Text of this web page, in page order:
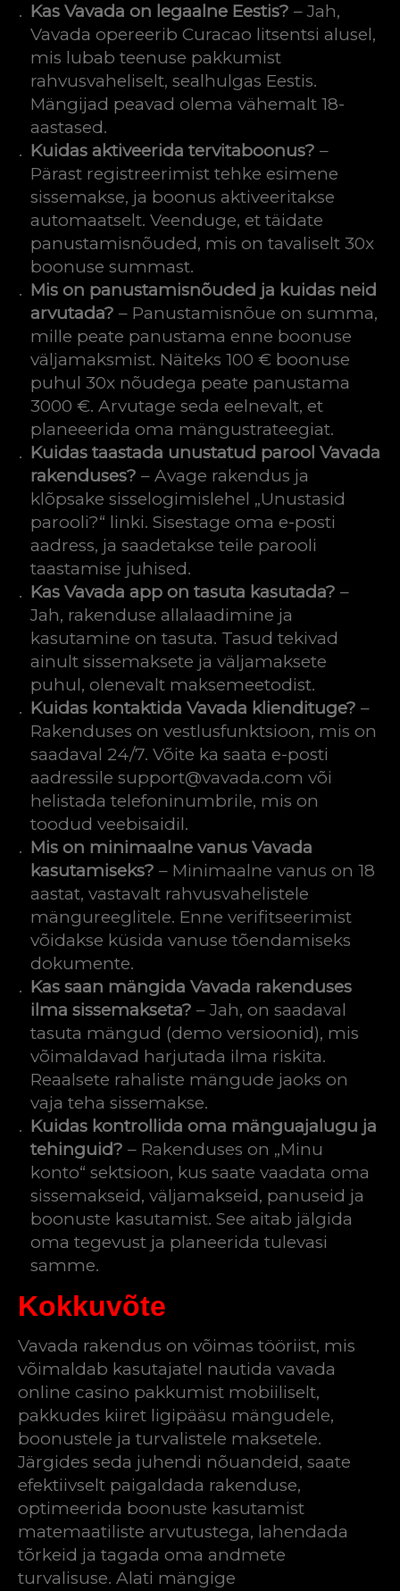
Kas Vavada on legaalne Eestis? – Jah,
Vavada opereerib Curacao litsentsi alusel,
mis lubab teenuse pakkumist
rahvusvaheliselt, sealhulgas Eestis.
Mängijad peavad olema vähemalt 18-
aastased.
Kuidas aktiveerida tervitaboonus? –
Pärast registreerimist tehke esimene
sissemakse, ja boonus aktiveeritakse
automaatselt. Veenduge, et täidate
panustamisnõuded, mis on tavaliselt 30x
boonuse summast.
Mis on panustamisnõuded ja kuidas neid
arvutada? – Panustamisnõue on summa,
mille peate panustama enne boonuse
väljamaksmist. Näiteks 100 € boonuse
puhul 30x nõudega peate panustama
3000 €. Arvutage seda eelnevalt, et
planeeerida oma mängustrateegiat.
Kuidas taastada unustatud parool Vavada
rakenduses? – Avage rakendus ja
klõpsake sisselogimislehel „Unustasid
parooli?“ linki. Sisestage oma e-posti
aadress, ja saadetakse teile parooli
taastamise juhised.
Kas Vavada app on tasuta kasutada? –
Jah, rakenduse allalaadimine ja
kasutamine on tasuta. Tasud tekivad
ainult sissemaksete ja väljamaksete
puhul, olenevalt maksemeetodist.
Kuidas kontaktida Vavada kliendituge? –
Rakenduses on vestlusfunktsioon, mis on
saadaval 24/7. Võite ka saata e-posti
aadressile support@vavada.com või
helistada telefoninumbrile, mis on
toodud veebisaidil.
Mis on minimaalne vanus Vavada
kasutamiseks? – Minimaalne vanus on 18
aastat, vastavalt rahvusvahelistele
mängureeglitele. Enne verifitseerimist
võidakse küsida vanuse tõendamiseks
dokumente.
Kas saan mängida Vavada rakenduses
ilma sissemakseta? – Jah, on saadaval
tasuta mängud (demo versioonid), mis
võimaldavad harjutada ilma riskita.
Reaalsete rahaliste mängude jaoks on
vaja teha sissemakse.
Kuidas kontrollida oma mänguajalugu ja
tehinguid? – Rakenduses on „Minu
konto“ sektsioon, kus saate vaadata oma
sissemakseid, väljamakseid, panuseid ja
boonuste kasutamist. See aitab jälgida
oma tegevust ja planeerida tulevasi
samme.
Kokkuvõte
Vavada rakendus on võimas tööriist, mis
võimaldab kasutajatel nautida vavada
online casino pakkumist mobiiliselt,
pakkudes kiiret ligipääsu mängudele,
boonustele ja turvalistele maksetele.
Järgides seda juhendi nõuandeid, saate
efektiivselt paigaldada rakenduse,
optimeerida boonuste kasutamist
matemaatiliste arvutustega, lahendada
tõrkeid ja tagada oma andmete
turvalisuse. Alati mängige